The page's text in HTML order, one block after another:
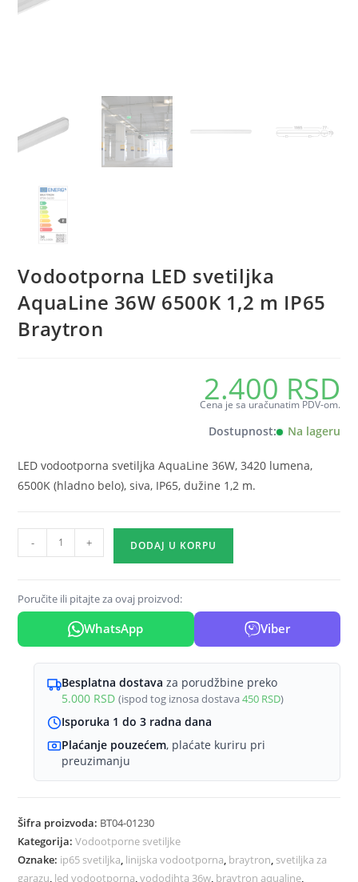
Vodootporna LED svetiljka
AquaLine 36W 6500K 1,2 m IP65
Braytron
2.400 RSD
Cena je sa uračunatim PDV-om.
Dostupnost: Na lageru
LED vodootporna svetiljka AquaLine 36W, 3420 lumena,
6500K (hladno belo), siva, IP65, dužine 1,2 m.
Vodootporna
LED
AquaLine
36W
Braytron
- + DODAJ U KORPU
Poručite ili pitajte za ovaj proizvod:
WhatsApp Viber
Besplatna dostava za porudžbine preko
5.000 RSD (ispod tog iznosa dostava450 RSD)
Isporuka 1 do 3 radna dana
Plaćanje pouzećem, plaćate kuriru pri
preuzimanju
Šifra proizvoda: BT04-01230
Kategorija:Vodootporne svetiljke
Oznake: ip65 svetiljka linijska vodootporna braytron svetiljka za
garazu led vodootporna ,vododihta 36w braytron aqualine